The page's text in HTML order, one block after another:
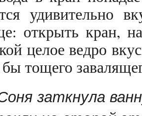
удивительно
открыть кран,
целое ведро
тощего
заткнула